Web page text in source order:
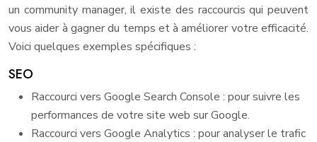
un community manager, il existe des raccourcis qui peuvent
vous aider à gagner du temps et à améliorer votre efficacité.
Voici quelques exemples spécifiques :
SEO
Raccourci vers Google Search Console : pour suivre les
performances de votre site web sur Google.
Raccourci vers Google Analytics : pour analyser le trafic